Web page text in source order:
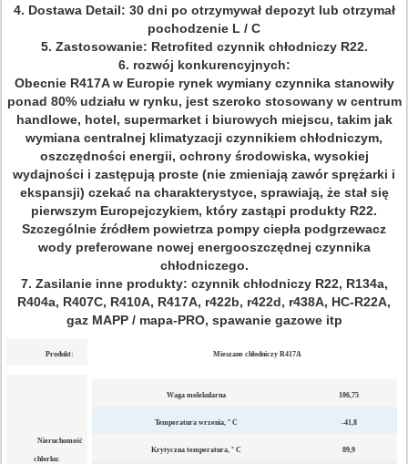
4. Dostawa Detail: 30 dni po otrzymywał depozyt lub otrzymał
pochodzenie L / C
5. Zastosowanie: Retrofited czynnik chłodniczy R22.
6. rozwój konkurencyjnych:
Obecnie R417A w Europie rynek wymiany czynnika stanowiły
ponad 80% udziału w rynku, jest szeroko stosowany w centrum
handlowe, hotel, supermarket i biurowych miejscu, takim jak
wymiana centralnej klimatyzacji czynnikiem chłodniczym,
oszczędności energii, ochrony środowiska, wysokiej
wydajności i zastępują proste (nie zmieniają zawór sprężarki i
ekspansji) czekać na charakterystyce, sprawiają, że stał się
pierwszym Europejczykiem, który zastąpi produkty R22.
Szczególnie źródłem powietrza pompy ciepła podgrzewacz
wody preferowane nowej energooszczędnej czynnika
chłodniczego.
7. Zasilanie inne produkty: czynnik chłodniczy R22, R134a,
R404a, R407C, R410A, R417A, r422b, r422d, r438A, HC-R22A,
gaz MAPP / mapa-PRO, spawanie gazowe itp
Produkt: Mieszane chłodniczy R417A
Nieruchomość
chlorku:
Waga molekularna 106,75
Temperatura wrzenia, ° C -41,8
Krytyczna temperatura, ° C 89,9